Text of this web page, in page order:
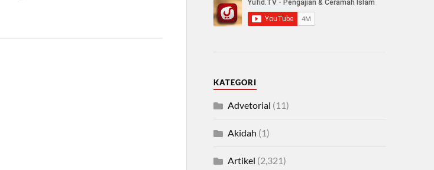
KATEGORI
Advetorial (11)
Akidah (1)
Artikel (2,321)